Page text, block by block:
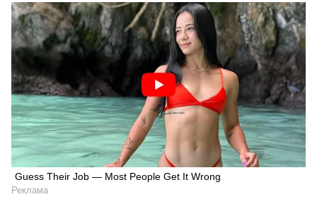
Guess Their Job — Most People Get It Wrong
Реклама